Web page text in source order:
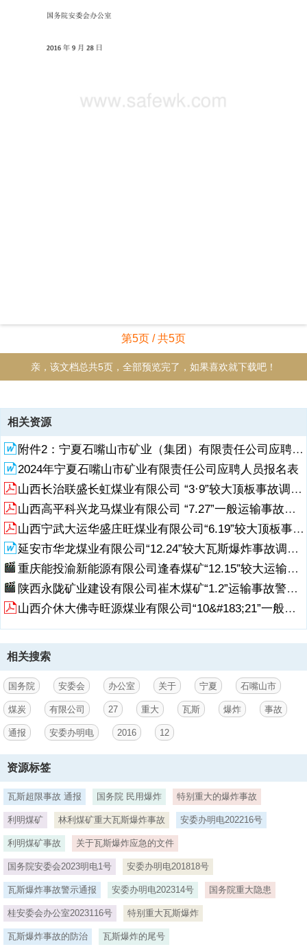
第5页 / 共5页
亲，该文档总共5页，全部预览完了，如果喜欢就下载吧！
资源描述
1、国务院安委会办公室关于宁夏石嘴山市林利煤炭有限公司“927”重大
瓦斯爆炸事故的通报安委办明电201612号各产煤省、自治区、直辖市
及新疆生产建设兵团安全生产委员会：2016年9月27日，宁夏回族自治
区石嘴山市林利煤炭有限公司三号矿井采煤工作面发生瓦斯爆炸事故，
截至28日17时，已造成18人遇难、2人被困，事故抢险救援正在紧张进
行。事故发生后，国务院领导同志高度重视并作出重要批示，要求千方
百计搜救被困人员，查明原因、依法处理，要加强警示教育，深刻吸取
教训，坚决防范重特大事故发生。国家安全监管总局、国家煤矿安监局
主要负责人立即研究部署，派出工作组紧急赶赴事故现场，指导协调事
故应急救援工作。该矿为个
2、体煤矿，低瓦斯矿井，核定生产能力13万吨/年。初步分析，事故发
生的原因是该矿越界违法生产区域以掘代采工作面微风作业导致瓦斯积
聚，违章放炮引起瓦斯爆炸。暴露出的突出问题：一是违法组织生产。
该矿无视国家法律、无视矿工生命，超层越界组织生产已有3年多，越
界最远距离达1700米。二是逃避安全监管。该矿井下采用假密闭蓄意隐
瞒违法开采行为，在井底水仓开掘暗道，经暗道通往越界区域；采用真
假两套图纸，向有关部门上报备案的相关图纸均不填绘越界区域开采情
况；凡涉及越界区域生产的一律不记录，不填写报表和台账、不上报。
三是安全管理混乱。越界区域采掘作业不编制设计、作业规程和安全技
术措施，在越界区域无任何技术资料，也没
3、有安装瓦斯监控系统、人员定位系统等安全设施。四是蓄意瞒报事
故。事故发生后该矿未按规定上报，群众举报后才向有关部门进行报
告。事故原因有待进一步调查认定。这起事故性质恶劣、损失惨重，教
训极为深刻。为深入贯彻落实国务院领导同志重要批示精神，落实国务
院安委会办公室关于切实做好国庆节日期间安全生产工作的通知（安委
下要求：一是严厉打击违法违规生产。要严厉打击假整改、假密闭、假
数据、假图纸、假报告和超能力、超强度、超定员、超层越界、证照超
期仍组织生产等“五假五超”行为，除日常检查以外，还要采取暗访暗
查、突击检查等多种方式，始终保持打击违法违规
4、生产行为的高压态势。要完善和落实地方政府统一领导、相关部门
共同参与的联合执法机制，明确职责，形成合力，严肃查处违法违规行
为。对“五假五超”行为，要依法采取上限处罚、停产整顿、关闭取缔、
追究法律责任等措施；因违法违规组织生产导致事故的单位和人员，要
依法从严从重处罚，并列入安全生产不良记录“黑名单”，实施联合惩
5、煤矿瓦斯“零超限”目标管理制度；加强通风管理，保证有效风量满足
要求，严禁无风、微风、循环风作业。对瓦斯防治措施不落实、通风系
统不完善、安全监测监控系统不能正常运行的矿井，要依法依规责令停
产整顿。三是坚决淘汰退出落后产能。要深入贯彻落实国务院关于煤炭
6、守，严防回撤期间违法违规生产；对决定关闭煤矿，一律不得留设
回撤期。对长期停产煤矿，要按国家规定有序退出。对安全许可证过期
不申请办理延期手续的煤矿，要依法注销其安全生产许可证，限制供
电、停止供应火工品，发现继续进行生产的，要依法依规严肃处理。四
7、部门和责任人，应由本级政府及其部门负责的，不得交由下级地方
政府及其部门验收和签字，确保工作质量，严防走过场。对验收工作把
关不严导致事故的，要依法依规严肃追究相关人员的责任。五是严查超
相关资源
附件2：宁夏石嘴山市矿业（集团）有限责任公司应聘报名表
2024年宁夏石嘴山市矿业有限责任公司应聘人员报名表
山西长治联盛长虹煤业有限公司 “3·9”较大顶板事故调查报告
山西高平科兴龙马煤业有限公司 “7.27”一般运输事故调查报告
山西宁武大运华盛庄旺煤业有限公司“6.19”较大顶板事故调查报告
延安市华龙煤业有限公司“12.24”较大瓦斯爆炸事故调查报告
重庆能投渝新能源有限公司逢春煤矿“12.15”较大运输事故警示教育片
陕西永陇矿业建设有限公司崔木煤矿“1.2”运输事故警示教育片.mp4
山西介休大佛寺旺源煤业有限公司“10&#183;21”一般运输事故调查报告.pdf
相关搜索
国务院 安委会 办公室 关于 宁夏 石嘴山市
煤炭 有限公司 27 重大 瓦斯 爆炸 事故
通报 安委办明电 2016 12
资源标签
瓦斯超限事故 通报 国务院 民用爆炸 特别重大的爆炸事故
利明煤矿 林利煤矿重大瓦斯爆炸事故 安委办明电202216号
利明煤矿事故 关于瓦斯爆炸应急的文件
国务院安委会2023明电1号 安委办明电201818号
瓦斯爆炸事故警示通报 安委办明电202314号 国务院重大隐患
桂安委会办公室2023116号 特别重大瓦斯爆炸
瓦斯爆炸事故的防治 瓦斯爆炸的尾号